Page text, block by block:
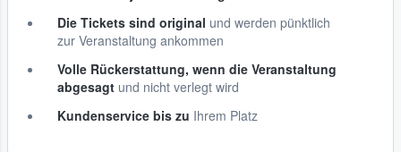
Die Tickets sind original und werden pünktlich
zur Veranstaltung ankommen
Volle Rückerstattung, wenn die Veranstaltung
abgesagt und nicht verlegt wird
Kundenservice bis zu Ihrem Platz